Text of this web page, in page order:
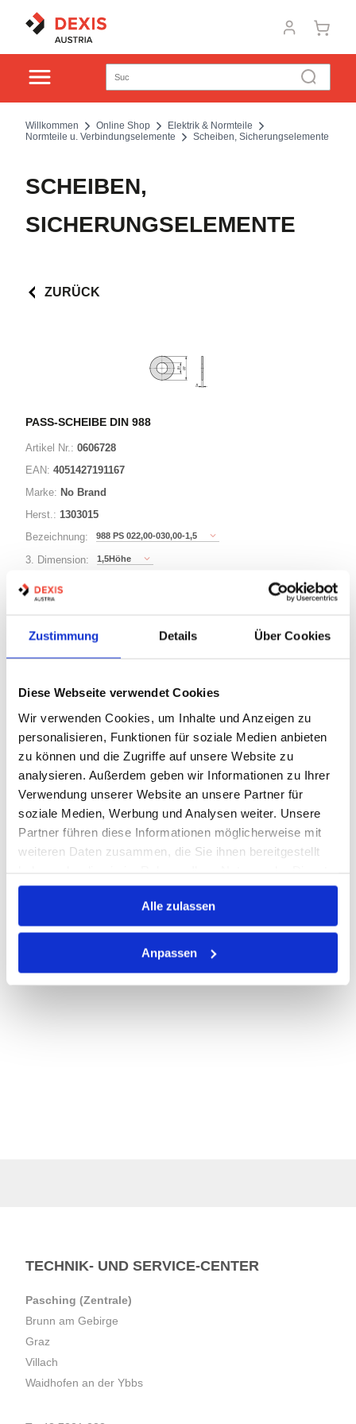
Zustimmung Details Über Cookies
Diese Webseite verwendet Cookies
Wir verwenden Cookies, um Inhalte und Anzeigen zu
personalisieren, Funktionen für soziale Medien anbieten
zu können und die Zugriffe auf unsere Website zu
analysieren. Außerdem geben wir Informationen zu Ihrer
Verwendung unserer Website an unsere Partner für
soziale Medien, Werbung und Analysen weiter. Unsere
Partner führen diese Informationen möglicherweise mit
weiteren Daten zusammen, die Sie ihnen bereitgestellt
gesammelt haben.
Alle zulassen
Anpassen
Willkommen Online Shop
Elektrik & Normteile
Normteile u. Verbindungselemente
Scheiben, Sicherungselemente
SCHEIBEN,
SICHERUNGSELEMENTE
ZURÜCK
PASS-SCHEIBE DIN 988
Artikel Nr.: 0606728
EAN: 4051427191167
Marke: No Brand
Herst.: 1303015
Bezeichnung:
988 PS 022,00-030,00-1,5
3. Dimension: 1,5Höhe
Länge / 2. Dimension:
22Innen-Durchmesser
Minimum (500)
STK
Losgröße 500
Warenkorb
Nicht auf Lager
Print
VARIANTEN
TECHNIK- UND SERVICE-CENTER
Pasching (Zentrale)
Brunn am Gebirge
Graz
Villach
Waidhofen an der Ybbs